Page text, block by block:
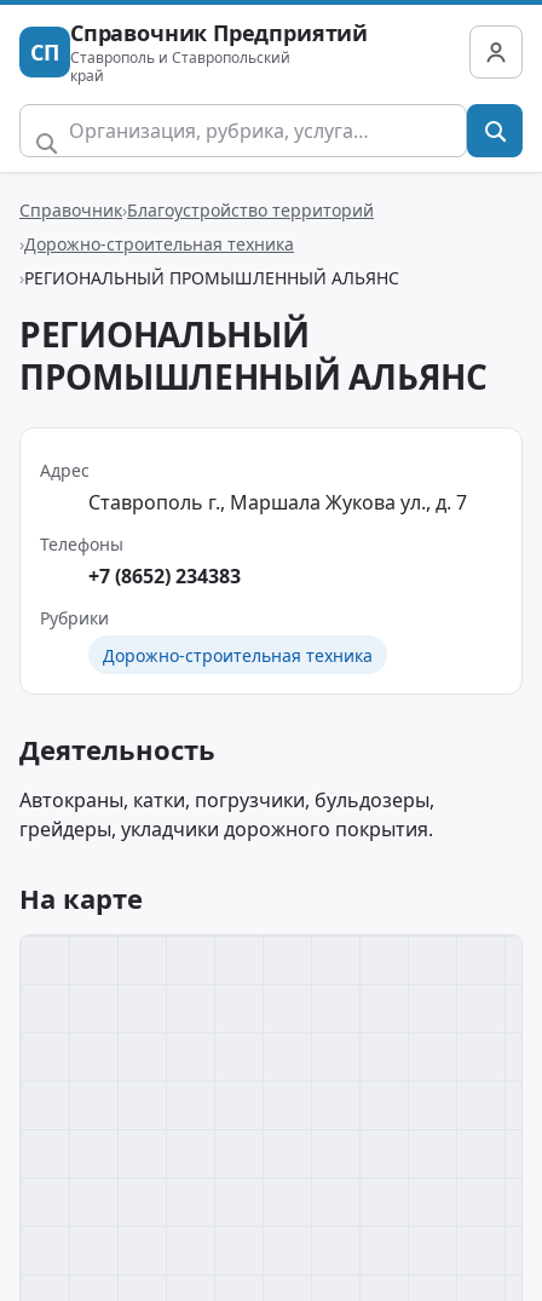
СП
Справочник Предприятий
Ставрополь и Ставропольский
край
Справочник Благоустройство территорий
Дорожно-строительная техника
РЕГИОНАЛЬНЫЙ ПРОМЫШЛЕННЫЙ АЛЬЯНС
РЕГИОНАЛЬНЫЙ
ПРОМЫШЛЕННЫЙ АЛЬЯНС
Адрес
Ставрополь г., Маршала Жукова ул., д. 7
Телефоны
+7 (8652) 234383
Рубрики
Дорожно-строительная техника
Деятельность
Автокраны, катки, погрузчики, бульдозеры,
грейдеры, укладчики дорожного покрытия.
На карте